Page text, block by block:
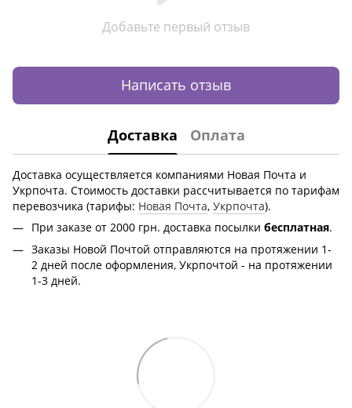
Добавьте первый отзыв
Написать отзыв
Доставка Оплата
Доставка осуществляется компаниями Новая Почта и
Укрпочта. Стоимость доставки рассчитывается по тарифам
перевозчика (тарифы: Новая Почта, Укрпочта).
При заказе от 2000 грн. доставка посылки бесплатная.
Заказы Новой Почтой отправляются на протяжении 1-
2 дней после оформления, Укрпочтой - на протяжении
1-3 дней.